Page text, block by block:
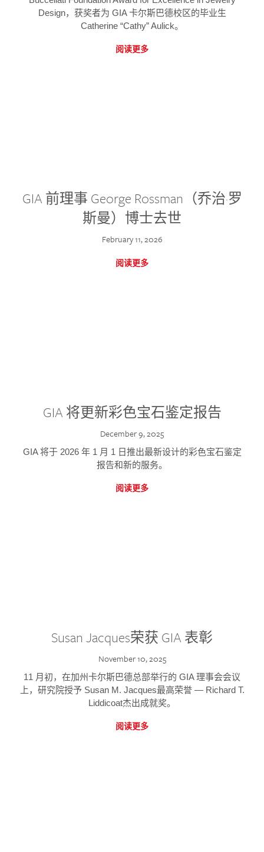
Design，获奖者为 GIA 卡尔斯巴德校区的毕业生
Catherine “Cathy” Aulick。
阅读更多
GIA 前理事 George Rossman（乔治·罗
斯曼）博士去世
February 11, 2026
阅读更多
GIA 将更新彩色宝石鉴定报告
December 9, 2025
GIA 将于 2026 年 1 月 1 日推出最新设计的彩色宝石鉴定
报告和新的服务。
阅读更多
Susan Jacques荣获 GIA 表彰
November 10, 2025
11 月初，在加州卡尔斯巴德总部举行的 GIA 理事会会议
上，研究院授予 Susan M. Jacques最高荣誉 — Richard T.
Liddicoat杰出成就奖。
阅读更多